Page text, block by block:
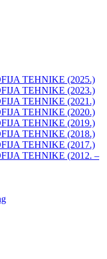
TEHNIKE (2025.)
TEHNIKE (2023.)
TEHNIKE (2021.)
TEHNIKE (2020.)
TEHNIKE (2019.)
TEHNIKE (2018.)
TEHNIKE (2017.)
TEHNIKE (2012. –